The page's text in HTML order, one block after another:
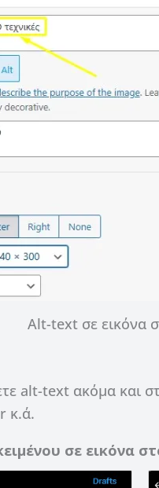
Alt-text σε εικόνα
alt-text ακόμα και
κ.ά.
σε εικόνα